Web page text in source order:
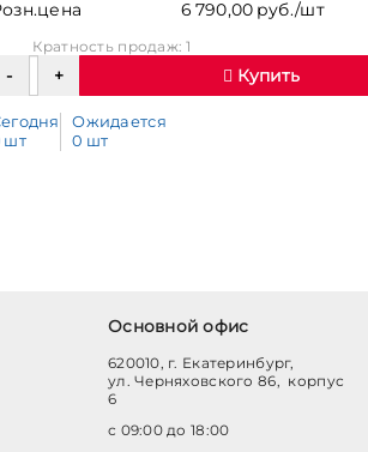
6 790,00 руб./шт
Кратность продаж: 1
Купить
шт
Ожидается
0 шт
Основной офис
620010, г. Екатеринбург,
ул. Черняховского 86, корпус
6
с 09:00 до 18:00